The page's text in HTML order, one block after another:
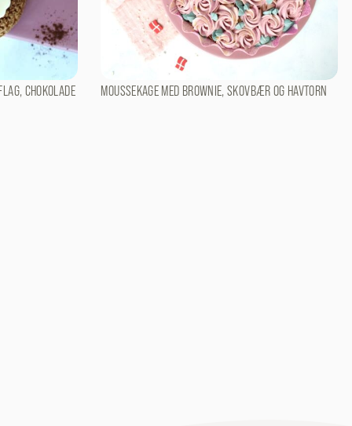
CHOKOLADE MOUSSEKAGE MED BROWNIE, SKOVBÆR OG HAVTORN